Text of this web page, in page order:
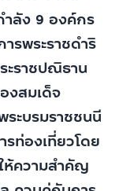
ลัง 9 องค์กร
รพระราชดำริ
ะราชปณิธาน
งสมเด็จ
ระบรมราชชนนี
ท่องเที่ยวโดย
ห้ความสำคัญ